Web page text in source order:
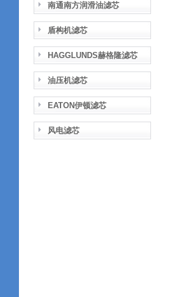
南通南方润滑油滤芯
盾构机滤芯
HAGGLUNDS赫格隆滤芯
油压机滤芯
EATON伊顿滤芯
风电滤芯